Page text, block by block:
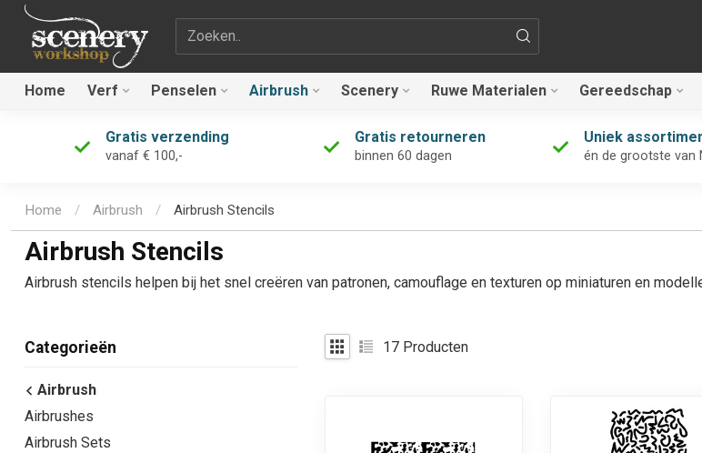
Zoekterm
Home Verf Penselen Airbrush Scenery Ruwe Materialen Gereedschap
Gratis verzending
vanaf € 100,-
Gratis retourneren
binnen 60 dagen
Uniek
én de grootste van
Home / Airbrush / Airbrush Stencils
Airbrush Stencils
Airbrush stencils helpen bij het snel creëren van patronen, camouflage en texturen op miniaturen en
Categorieën
Airbrush
Airbrushes
Airbrush Sets
17 Producten